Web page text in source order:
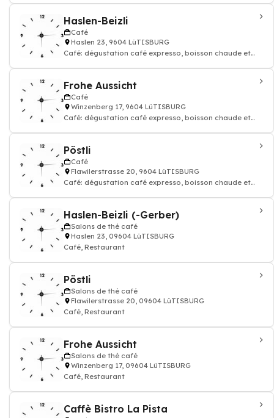
Haslen-Beizli
Café
Haslen 23, 9604 LüTISBURG
Café: dégustation café expresso, boisson chaude et
Frohe Aussicht
Café
Winzenberg 17, 9604 LüTISBURG
Café: dégustation café expresso, boisson chaude et
Pöstli
Café
Flawilerstrasse 20, 9604 LüTISBURG
Café: dégustation café expresso, boisson chaude et
Haslen-Beizli (-Gerber)
Salons de thé café
Haslen 23, 09604 LüTISBURG
Café, Restaurant
Pöstli
Salons de thé café
Flawilerstrasse 20, 09604 LüTISBURG
Café, Restaurant
Frohe Aussicht
Salons de thé café
Winzenberg 17, 09604 LüTISBURG
Café, Restaurant
Caffè Bistro La Pista